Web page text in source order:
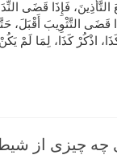
فَإِذَا قَضَى
قَضَى التَّثْوِیبَ أَقْبَلَ،
اذْکُرْ کَذَا، لِمَا لَمْ
چه چیزی از